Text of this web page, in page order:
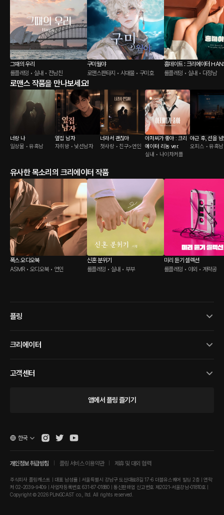
그때의 우리
롤플레잉 • 실내 • 전남친
구미월야
로맨스판타지 • 시대물 • 구미호
홈데이트 : 크리에이터
롤플레잉 • 실내 • 다정남
로맨스 작품을 만나보세요!
너랑 나
일상물 • 유혹남
옆집 남자
자취방 • 낯선남자
너라서 괜찮아
첫사랑 • 친구>연인
아저씨가 좋아 : 크리
에이터 리농 ver.
실내 • 나이차커플
야근 후, 선을
오피스 • 유혹남
유사한 목소리의 크리에이터 작품
폭스 오디오북
ASMR • 오디오북 • 연인
신혼 분위기
롤플레잉 • 실내 • 부부
미리 듣기 셀렉션
롤플레잉 • 야외 • 계략공
플링
크리에이터
고객센터
앱에서 플링 즐기기
개인정보 취급방침 플링 서비스 이용약관 제휴 및 대외 협력
주식회사 플링캐스트 | 대표 남성률 | 서울특별시 강남구 도산대로8길 17-6 더블유스퀘어 빌딩 2층 | 연락
처 02-2039-9409 | 사업자등록번호 631-87-01880 | 통신판매업 신고번호 제2021-서울강남-01810호 |
Copyright © 2026 PLINGCAST co., ltd. All rights reserved.
한국